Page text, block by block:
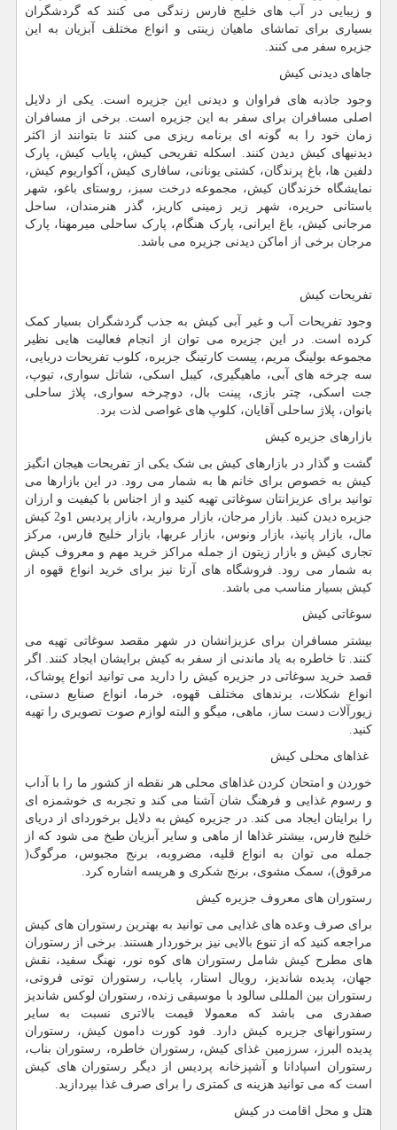
و زیبایی در آب های خلیج فارس زندگی می کنند که گردشگران
بسیاری برای تماشای ماهیان زینتی و انواع مختلف آبزیان به این
جزیره سفر می کنند.
جاهای دیدنی کیش
وجود جاذبه های فراوان و دیدنی این جزیره است. یکی از دلایل
اصلی مسافران برای سفر به این جزیره است. برخی از مسافران
زمان خود را به گونه ای برنامه ریزی می کنند تا بتوانند از اکثر
دیدنیهای کیش دیدن کنند. اسکله تفریحی کیش، پایاب کیش، پارک
دلفین ها، باغ پرندگان، کشتی یونانی، سافاری کیش، آکواریوم کیش،
نمایشگاه خزندگان کیش، مجموعه درخت سبز، روستای باغو، شهر
باستانی حریره، شهر زیر زمینی کاریز، گذر هنرمندان، ساحل
مرجانی کیش، باغ ایرانی، پارک هنگام، پارک ساحلی میرمهنا، پارک
مرجان برخی از اماکن دیدنی جزیره می باشد.
تفریحات کیش
وجود تفریحات آب و غیر آبی کیش به جذب گردشگران بسیار کمک
کرده است. در این جزیره می توان از انجام فعالیت هایی نظیر
مجموعه بولینگ مریم، پیست کارتینگ جزیره، کلوب تفریحات دریایی،
سه چرخه های آبی، ماهیگیری، کیبل اسکی، شاتل سواری، تیوپ،
جت اسکی، چتر بازی، پینت بال، دوچرخه سواری، پلاژ ساحلی
بانوان، پلاژ ساحلی آقایان، کلوپ های غواصی لذت برد.
بازارهای جزیره کیش
گشت و گذار در بازارهای کیش بی شک یکی از تفریحات هیجان انگیز
کیش به خصوص برای خانم ها به شمار می رود. در این بازارها می
توانید برای عزیزانتان سوغاتی تهیه کنید و از اجناس با کیفیت و ارزان
جزیره دیدن کنید. بازار مرجان، بازار مروارید، بازار پردیس 1و2 کیش
مال، بازار پانیذ، بازار ونوس، بازار عربها، بازار خلیج فارس، مرکز
تجاری کیش و بازار زیتون از جمله مراکز خرید مهم و معروف کیش
به شمار می رود. فروشگاه های آرتا نیز برای خرید انواع قهوه از
کیش بسیار مناسب می باشد.
سوغاتی کیش
بیشتر مسافران برای عزیزانشان در شهر مقصد سوغاتی تهیه می
کنند. تا خاطره به یاد ماندنی از سفر به کیش برایشان ایجاد کنند. اگر
قصد خرید سوغاتی در جزیره کیش را دارید می توانید انواع پوشاک،
انواع شکلات، برندهای مختلف قهوه، خرما، انواع صنایع دستی،
زیورآلات دست ساز، ماهی، میگو و البته لوازم صوت تصویری را تهیه
کنید.
غذاهای محلی کیش
خوردن و امتحان کردن غذاهای محلی هر نقطه از کشور ما را با آداب
و رسوم غذایی و فرهنگ شان آشنا می کند و تجربه ی خوشمزه ای
را برایتان ایجاد می کند. در جزیره کیش به دلایل برخوردای از دریای
خلیج فارس، بیشتر غذاها از ماهی و سایر آبزیان طبخ می شود که از
جمله می توان به انواع قلیه، مضروبه، برنج مجبوس، مرگوگ(
مرقوق)، سمک مشوی، برنج شکری و هریسه اشاره کرد.
رستوران های معروف جزیره کیش
برای صرف وعده های غذایی می توانید به بهترین رستوران های کیش
مراجعه کنید که از تنوع بالایی نیز برخوردار هستند. برخی از رستوران
های مطرح کیش شامل رستوران های کوه نور، نهنگ سفید، نقش
جهان، پدیده شاندیز، رویال استار، پایاب، رستوران توتی فروتی،
رستوران بین المللی سالود با موسیقی زنده، رستوران لوکس شاندیز
صفدری می باشد که معمولا قیمت بالاتری نسبت به سایر
رستورانهای جزیره کیش دارد. فود کورت دامون کیش، رستوران
پدیده البرز، سرزمین غذای کیش، رستوران خاطره، رستوران بناب،
رستوران اسپادانا و آشپزخانه پردیس از دیگر رستوران های کیش
است که می توانید هزینه ی کمتری را برای صرف غذا بپردازید.
هتل و محل اقامت در کیش